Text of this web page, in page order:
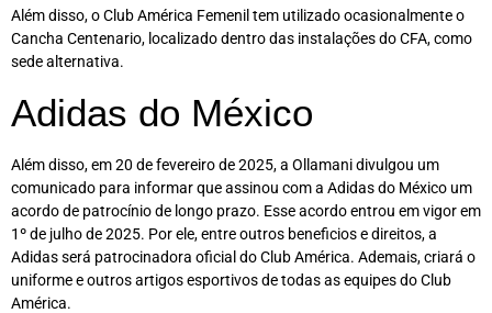
Além disso, o Club América Femenil tem utilizado ocasionalmente o
Cancha Centenario, localizado dentro das instalações do CFA, como
sede alternativa.
Adidas do México
Além disso, em 20 de fevereiro de 2025, a Ollamani divulgou um
comunicado para informar que assinou com a Adidas do México um
acordo de patrocínio de longo prazo. Esse acordo entrou em vigor em
1º de julho de 2025. Por ele, entre outros beneficios e direitos, a
Adidas será patrocinadora oficial do Club América. Ademais, criará o
uniforme e outros artigos esportivos de todas as equipes do Club
América.